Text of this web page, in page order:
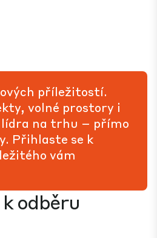
odběru
příležitostí.
volné prostory i
na trhu – přímo
Přihlaste se k
vám